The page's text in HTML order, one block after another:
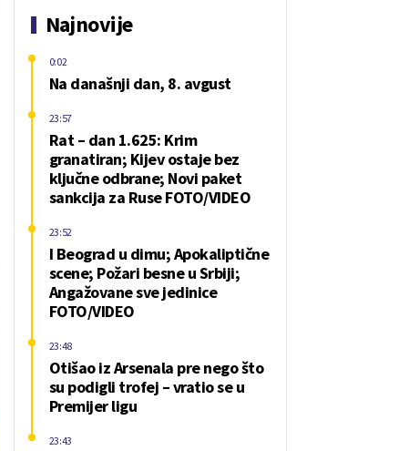
Najnovije
Na današnji dan, 8. avgust
0:02
Rat – dan 1.625: Krim
granatiran; Kijev ostaje bez
ključne odbrane; Novi paket
sankcija za Ruse FOTO/VIDEO
23:57
I Beograd u dimu; Apokaliptične
scene; Požari besne u Srbiji;
Angažovane sve jedinice
FOTO/VIDEO
23:52
Otišao iz Arsenala pre nego što
su podigli trofej – vratio se u
Premijer ligu
23:48
23:43